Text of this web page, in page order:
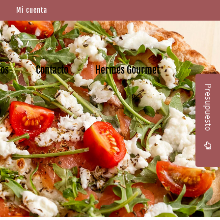
Mi cuenta
Contacto Hermes Gourmet
Presupuesto